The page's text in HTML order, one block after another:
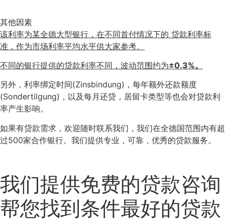
其他因素
该利率为某全德大型银行，在不同首付情况下的 贷款利率标
准，作为市场利率平均水平供大家参考。
不同的银行提供的贷款利率不同，波动范围约为±0.3%。
另外，利率绑定时间(Zinsbindung)，每年额外还款额度
(Sondertilgung)，以及每月还贷，居留卡类型等也会对贷款利
率产生影响。
如果有贷款需求，欢迎随时联系我们，我们在全德国范围内有超
过500家合作银行。我们提供专业，可靠，优秀的贷款服务。
我们提供免费的贷款咨询
帮您找到条件最好的贷款